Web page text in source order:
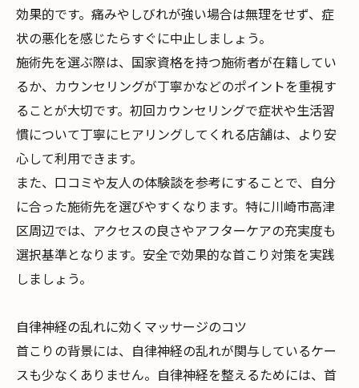
効果的です。痛みやしびれが強い場合は無理をせず、症
状の悪化を感じたらすぐに中止しましょう。
施術先を選ぶ際は、国家資格を持つ施術者が在籍してい
るか、カウンセリングが丁寧かなどのポイントを重視す
ることが大切です。初回カウンセリングで症状や生活習
慣について丁寧にヒアリングしてくれる店舗は、より安
心して利用できます。
また、口コミや友人の体験談を参考にすることで、自分
に合った施術先を選びやすくなります。特に川崎市高津
区周辺では、アクセスの良さやアフターケアの充実度も
選択基準となります。安全で効果的な首こり対策を実践
しましょう。
自律神経の乱れに効くマッサージのコツ
首こりの背景には、自律神経の乱れが関与しているケー
スも少なくありません。自律神経を整えるためには、首